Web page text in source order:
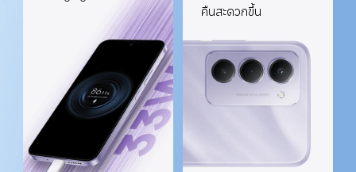
คืนสะดวกขึ้น